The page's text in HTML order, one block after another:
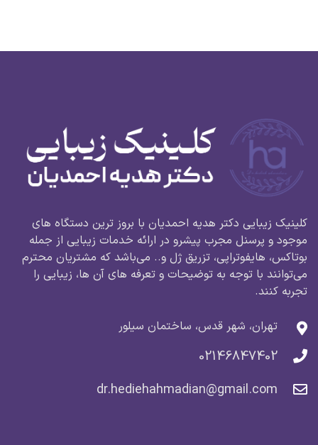
کلینیک زیبایی دکتر هدیه احمدیان با بروز ترین دستگاه های
موجود و پرسنل مجرب پیشرو در ارائه خدمات زیبایی از جمله
بوتاکس، هایفوتراپی، تزریق ژل و.. می‌باشد که مشتریان محترم
می‌توانند با توجه به توضیحات و تعرفه های آن ها، زیبایی را
تجربه کنند.
تهران، شهر قدس، ساختمان سیلور
02146847402
dr.hediehahmadian@gmail.com